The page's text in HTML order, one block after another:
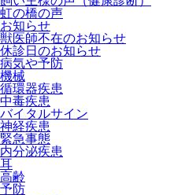
虹の橋の声
お知らせ
獣医師不在のお知らせ
休診日のお知らせ
病気や予防
機械
循環器疾患
中毒疾患
バイタルサイン
神経疾患
緊急事態
内分泌疾患
耳
高齢
予防